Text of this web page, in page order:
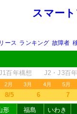
スマー
ース ランキング 故障者
百年構想 J2・J3百
2月 3月 4月 5月
8/5 6 7
形 福島
いわき